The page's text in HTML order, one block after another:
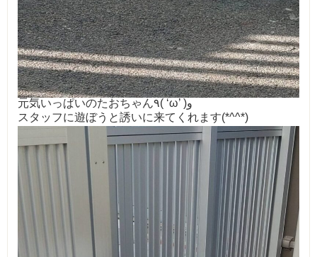
元気いっぱいのたおちゃん٩( ‘ω’ )و
スタッフに遊ぼうと誘いに来てくれます(*^^*)